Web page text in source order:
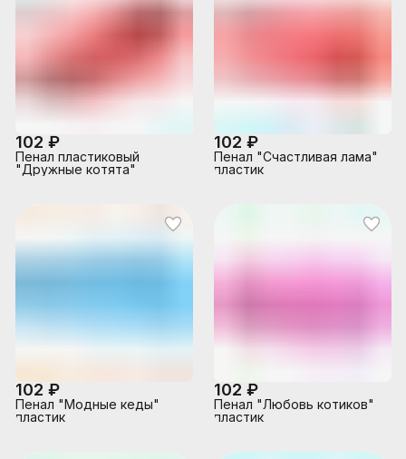
102 ₽
Пенал пластиковый
"Дружные котята"
102 ₽
Пенал "Счастливая лама"
пластик
102 ₽
Пенал "Модные кеды"
пластик
102 ₽
Пенал "Любовь котиков"
пластик